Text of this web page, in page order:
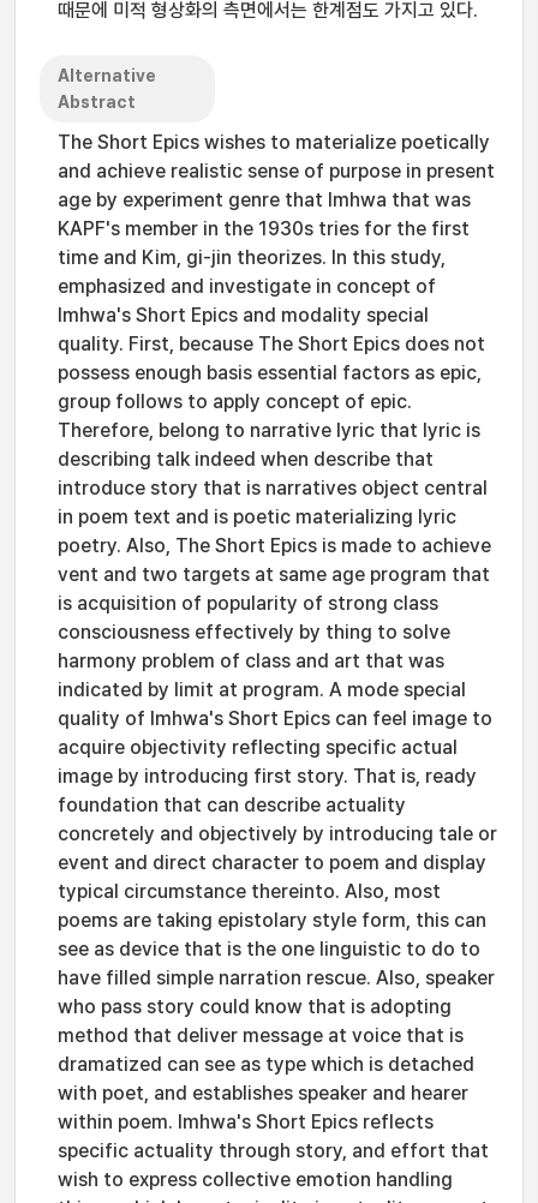
때문에 미적 형상화의 측면에서는 한계점도 가지고 있다.
Alternative
Abstract
The Short Epics wishes to materialize poetically
and achieve realistic sense of purpose in present
age by experiment genre that Imhwa that was
KAPF's member in the 1930s tries for the first
time and Kim, gi-jin theorizes. In this study,
emphasized and investigate in concept of
Imhwa's Short Epics and modality special
quality. First, because The Short Epics does not
possess enough basis essential factors as epic,
group follows to apply concept of epic.
Therefore, belong to narrative lyric that lyric is
describing talk indeed when describe that
introduce story that is narratives object central
in poem text and is poetic materializing lyric
poetry. Also, The Short Epics is made to achieve
vent and two targets at same age program that
is acquisition of popularity of strong class
consciousness effectively by thing to solve
harmony problem of class and art that was
indicated by limit at program. A mode special
quality of Imhwa's Short Epics can feel image to
acquire objectivity reflecting specific actual
image by introducing first story. That is, ready
foundation that can describe actuality
concretely and objectively by introducing tale or
event and direct character to poem and display
typical circumstance thereinto. Also, most
poems are taking epistolary style form, this can
see as device that is the one linguistic to do to
have filled simple narration rescue. Also, speaker
who pass story could know that is adopting
method that deliver message at voice that is
dramatized can see as type which is detached
with poet, and establishes speaker and hearer
within poem. Imhwa's Short Epics reflects
specific actuality through story, and effort that
wish to express collective emotion handling